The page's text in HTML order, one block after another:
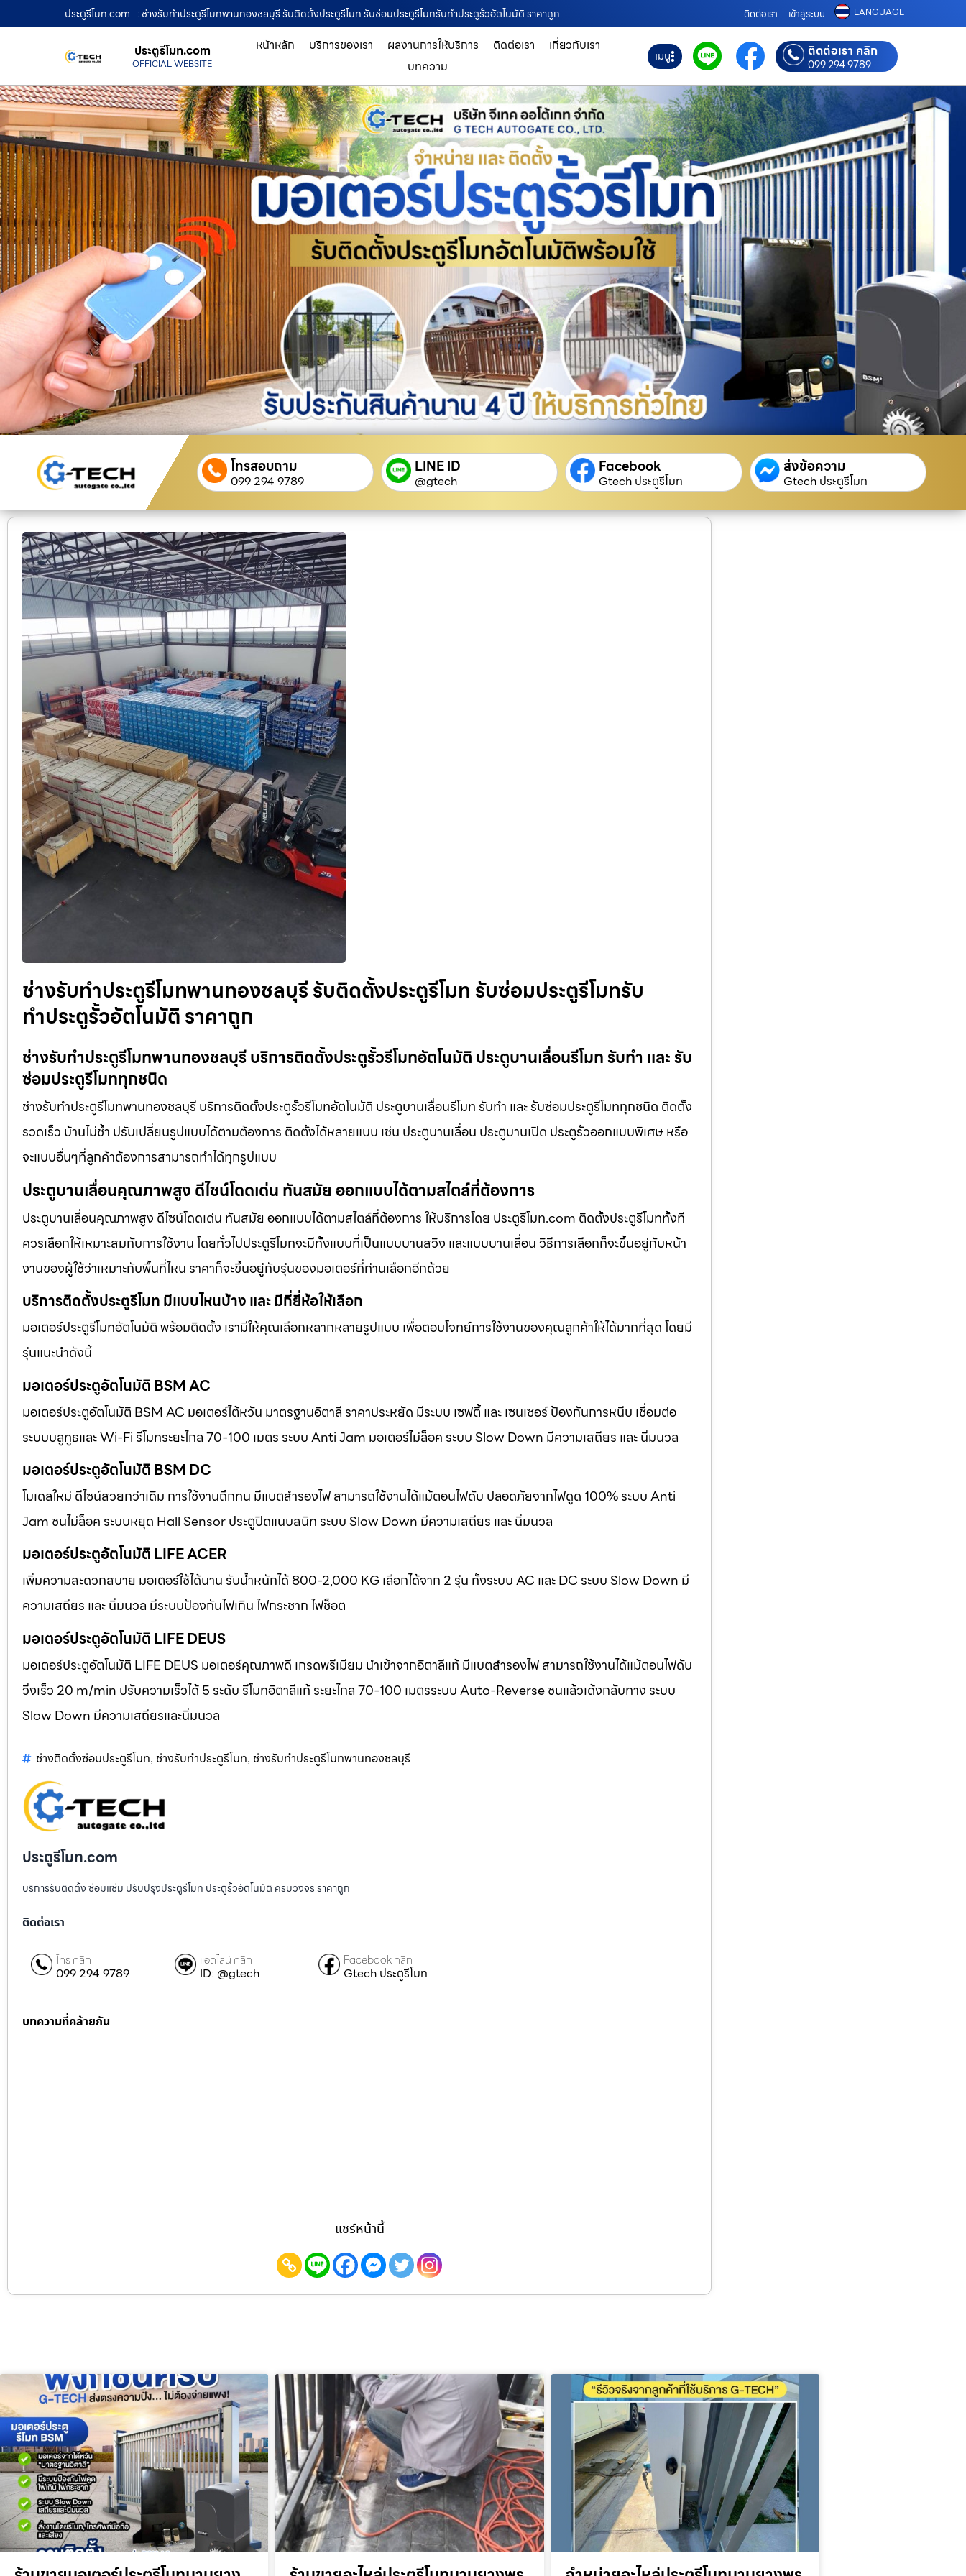
ประตูรีโมท.com : ช่างรับทำประตูรีโมทพานทองชลบุรี รับติดตั้งประตูรีโมท รับซ่อมประตูรีโมทรับทำประตูรั้วอัตโนมัติ ราคาถูก ติดต่อเรา เข้าสู่ระบบ LANGUAGE
ประตูรีโมท.com
OFFICIAL WEBSITE
หน้าหลัก บริการของเรา ผลงานการให้บริการ ติดต่อเรา
เกี่ยวกับเรา
บทความ
เมนู ติดต่อเรา คลิก
099 294 9789
โทรสอบถาม
099 294 9789
LINE ID
@gtech
Facebook
Gtech ประตูรีโมท
ส่งข้อความ
Gtech ประตูรีโมท
ช่างรับทำประตูรีโมทพานทองชลบุรี รับติดตั้งประตูรีโมท รับซ่อมประตูรีโมทรับ
ทำประตูรั้วอัตโนมัติ ราคาถูก
ช่างรับทำประตูรีโมทพานทองชลบุรี บริการติดตั้งประตูรั้วรีโมทอัตโนมัติ ประตูบานเลื่อนรีโมท รับทำ และ รับ
ซ่อมประตูรีโมททุกชนิด
ช่างรับทำประตูรีโมทพานทองชลบุรี บริการติดตั้งประตูรั้วรีโมทอัตโนมัติ ประตูบานเลื่อนรีโมท รับทำ และ รับซ่อมประตูรีโมททุกชนิด ติดตั้ง
รวดเร็ว บ้านไม่ช้ำ ปรับเปลี่ยนรูปแบบได้ตามต้องการ ติดตั้งได้หลายแบบ เช่น ประตูบานเลื่อน ประตูบานเปิด ประตูรั้วออกแบบพิเศษ หรือ
จะแบบอื่นๆที่ลูกค้าต้องการสามารถทำได้ทุกรูปแบบ
ประตูบานเลื่อนคุณภาพสูง ดีไซน์โดดเด่น ทันสมัย ออกแบบได้ตามสไตล์ที่ต้องการ
ประตูบานเลื่อนคุณภาพสูง ดีไซน์โดดเด่น ทันสมัย ออกแบบได้ตามสไตล์ที่ต้องการ ให้บริการโดย ประตูรีโมท.com ติดตั้งประตูรีโมททั้งที
ควรเลือกให้เหมาะสมกับการใช้งาน โดยทั่วไปประตูรีโมทจะมีทั้งแบบที่เป็นแบบบานสวิง และแบบบานเลื่อน วิธีการเลือกก็จะขึ้นอยู่กับหน้า
งานของผู้ใช้ว่าเหมาะกับพื้นที่ไหน ราคาก็จะขึ้นอยู่กับรุ่นของมอเตอร์ที่ท่านเลือกอีกด้วย
บริการติดตั้งประตูรีโมท มีแบบไหนบ้าง และ มีกี่ยี่ห้อให้เลือก
มอเตอร์ประตูรีโมทอัตโนมัติ พร้อมติดตั้ง เรามีให้คุณเลือกหลากหลายรูปแบบ เพื่อตอบโจทย์การใช้งานของคุณลูกค้าให้ได้มากที่สุด โดยมี
รุ่นแนะนำดังนี้
มอเตอร์ประตูอัตโนมัติ BSM AC
มอเตอร์ประตูอัตโนมัติ BSM AC มอเตอร์ไต้หวัน มาตรฐานอิตาลี ราคาประหยัด มีระบบ เซฟตี้ และ เซนเซอร์ ป้องกันการหนีบ เชื่อมต่อ
ระบบบลูทูธและ Wi-Fi รีโมทระยะไกล 70-100 เมตร ระบบ Anti Jam มอเตอร์ไม่ล็อค ระบบ Slow Down มีความเสถียร และ นิ่มนวล
มอเตอร์ประตูอัตโนมัติ BSM DC
โมเดลใหม่ ดีไซน์สวยกว่าเดิม การใช้งานถึกทน มีแบตสำรองไฟ สามารถใช้งานได้แม้ตอนไฟดับ ปลอดภัยจากไฟดูด 100% ระบบ Anti
Jam ชนไม่ล็อค ระบบหยุด Hall Sensor ประตูปิดแนบสนิท ระบบ Slow Down มีความเสถียร และ นิ่มนวล
มอเตอร์ประตูอัตโนมัติ LIFE ACER
เพิ่มความสะดวกสบาย มอเตอร์ใช้ได้นาน รับน้ำหนักได้ 800-2,000 KG เลือกได้จาก 2 รุ่น ทั้งระบบ AC และ DC ระบบ Slow Down มี
ความเสถียร และ นิ่มนวล มีระบบป้องกันไฟเกิน ไฟกระชาก ไฟช็อต
มอเตอร์ประตูอัตโนมัติ LIFE DEUS
มอเตอร์ประตูอัตโนมัติ LIFE DEUS มอเตอร์คุณภาพดี เกรดพรีเมียม นำเข้าจากอิตาลีแท้ มีแบตสำรองไฟ สามารถใช้งานได้แม้ตอนไฟดับ
วิ่งเร็ว 20 m/min ปรับความเร็วได้ 5 ระดับ รีโมทอิตาลีแท้ ระยะไกล 70-100 เมตรระบบ Auto-Reverse ชนแล้วเด้งกลับทาง ระบบ
Slow Down มีความเสถียรและนิ่มนวล
ช่างติดตั้งซ่อมประตูรีโมท, ช่างรับทำประตูรีโมท, ช่างรับทำประตูรีโมทพานทองชลบุรี
ประตูรีโมท.com
บริการรับติดตั้ง ซ่อมแซ่ม ปรับปรุงประตูรีโมท ประตูรั้วอัตโนมัติ ครบวงจร ราคาถูก
ติดต่อเรา
โทร คลิก
099 294 9789
แอดไลน์ คลิก
ID: @gtech
Facebook คลิก
Gtech ประตูรีโมท
บทความที่คล้ายกัน
แชร์หน้านี้